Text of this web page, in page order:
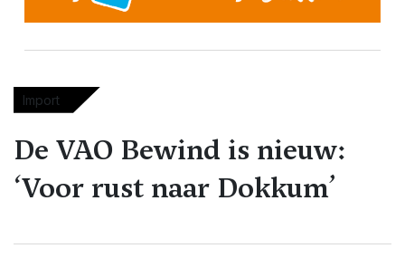
Import
De VAO Bewind is nieuw:
‘Voor rust naar Dokkum’